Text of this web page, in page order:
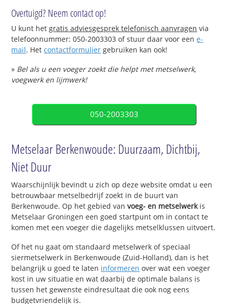
Overtuigd? Neem contact op!
U kunt hetgratis adviesgesprek telefonisch aanvragen via
telefoonnummer: 050-2003303 of stuur daar voor eene-
mail. Hetcontactformulier gebruiken kan ook!
» Bel als u een voeger zoekt die helpt met metselwerk,
voegwerk en lijmwerk!
050-2003303
Metselaar Berkenwoude: Duurzaam, Dichtbij,
Niet Duur
Waarschijnlijk bevindt u zich op deze website omdat u een
betrouwbaar metselbedrijf zoekt in de buurt van
Berkenwoude. Op het gebied van voeg- en metselwerkis
Metselaar Groningen een goed startpunt om in contact te
komen met een voeger die dagelijks metselklussen uitvoert.
Of het nu gaat om standaard metselwerk of speciaal
siermetselwerk in Berkenwoude (Zuid-Holland), dan is het
belangrijk u goed te laten informeren over wat een voeger
kost in uw situatie en wat daarbij de optimale balans is
tussen het gewenste eindresultaat die ook nog eens
budgetvriendelijk is.